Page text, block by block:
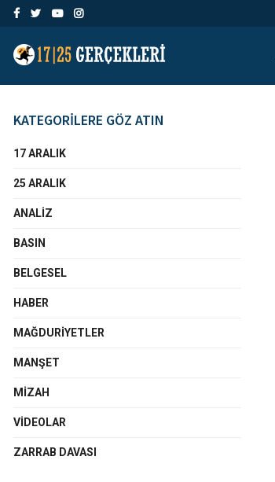
KATEGORİLERE GÖZ ATIN
17 ARALIK
25 ARALIK
ANALIZ
BASIN
BELGESEL
HABER
MAĞDURIYETLER
MANŞET
MIZAH
VIDEOLAR
ZARRAB DAVASI